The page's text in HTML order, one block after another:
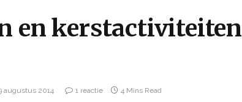
en kerstactiviteiten
augustus 2014 1 reactie 4 Mins Read